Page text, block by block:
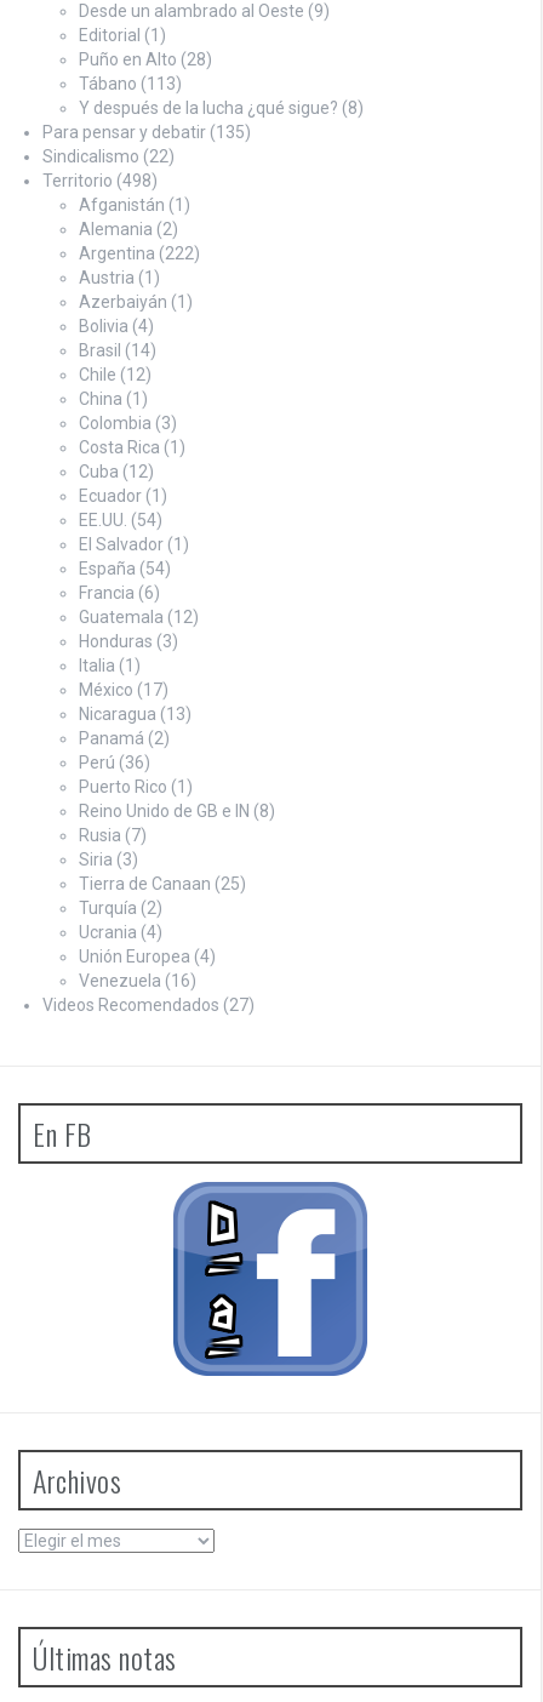
Desde un alambrado al Oeste (9)
Editorial (1)
Puño en Alto (28)
Tábano (113)
Y después de la lucha ¿qué sigue? (8)
Para pensar y debatir (135)
Sindicalismo (22)
Territorio (498)
Afganistán (1)
Alemania (2)
Argentina (222)
Austria (1)
Azerbaiyán (1)
Bolivia (4)
Brasil (14)
Chile (12)
China (1)
Colombia (3)
Costa Rica (1)
Cuba (12)
Ecuador (1)
EE.UU. (54)
El Salvador (1)
España (54)
Francia (6)
Guatemala (12)
Honduras (3)
Italia (1)
México (17)
Nicaragua (13)
Panamá (2)
Perú (36)
Puerto Rico (1)
Reino Unido de GB e IN (8)
Rusia (7)
Siria (3)
Tierra de Canaan (25)
Turquía (2)
Ucrania (4)
Unión Europea (4)
Venezuela (16)
Videos Recomendados (27)
En FB
Archivos
Archivos
Últimas notas